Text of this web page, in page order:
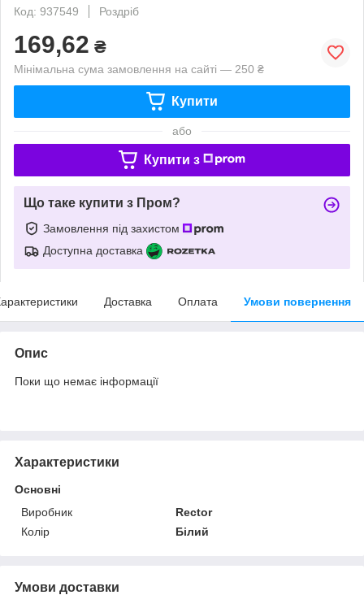
Код: 937549
Роздріб
169,62 ₴
Мінімальна сума замовлення на сайті — 250 ₴
Купити
або
Купити з
Що таке купити з Пром?
Замовлення під захистом
Доступна доставка
Доставка Оплата Умови повернення
Опис
Поки що немає інформації
Характеристики
Основні
Виробник
Rector
Колір
Білий
Умови доставки